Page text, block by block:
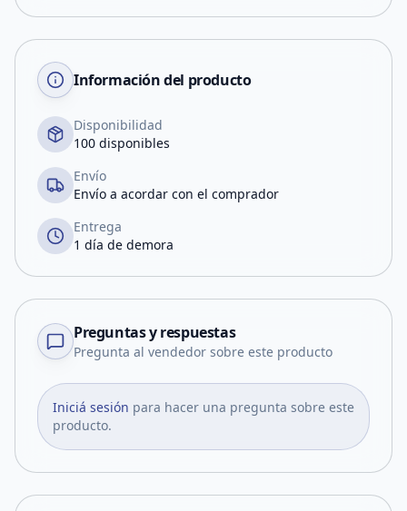
Información del producto
Disponibilidad
100 disponibles
Envío
Envío a acordar con el comprador
Entrega
1 día de demora
Preguntas y respuestas
Pregunta al vendedor sobre este producto
Iniciá sesión para hacer una pregunta sobre este
producto.